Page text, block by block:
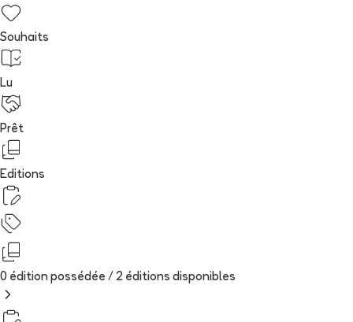
Souhaits
Lu
Prêt
Editions
0 édition possédée / 2 éditions disponibles